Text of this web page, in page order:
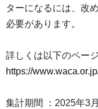
ターになるには、改
必要があります。
詳しくは以下のペー
https://
集計期間 ：2025年3